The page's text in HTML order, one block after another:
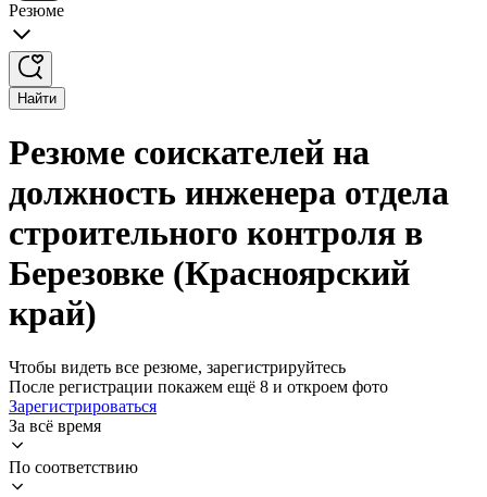
Резюме
Найти
Резюме соискателей на
должность инженера отдела
строительного контроля в
Березовке (Красноярский
край)
Чтобы видеть все резюме, зарегистрируйтесь
После регистрации покажем ещё 8 и откроем фото
Зарегистрироваться
За всё время
По соответствию